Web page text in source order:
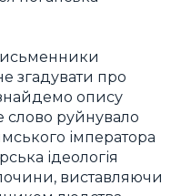
згадувати про
знайдемо опису
слово руйнувало
імператора
ідеологія
виставляючи